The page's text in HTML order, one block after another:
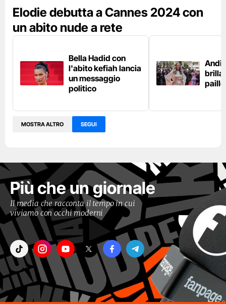
Elodie debutta a Cannes 2024 con
un abito nude a rete
Bella Hadid con
l'abito kefiah lancia
un messaggio
politico
brilla
MOSTRA ALTRO SEGUI
Più che un giornale
Il media che racconta il tempo in cui
viviamo con occhi moderni